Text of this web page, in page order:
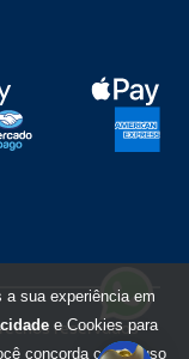
reservados
a sua experiência em
e Cookies para
concorda com o uso